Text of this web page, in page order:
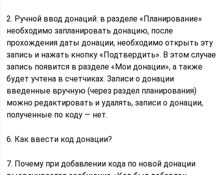
2. Ручной ввод донаций: в разделе «Планирование»
необходимо запланировать донацию, после
прохождения даты донации, необходимо открыть эту
запись и нажать кнопку «Подтвердить». В этом случае
запись появится в разделе «Мои донации», а также
будет учтена в счетчиках. Записи о донации
введенные вручную (через раздел планирования)
можно редактировать и удалять, записи о донации,
полученные по коду — нет.
6. Как ввести код донации?
7. Почему при добавлении кода по новой донации